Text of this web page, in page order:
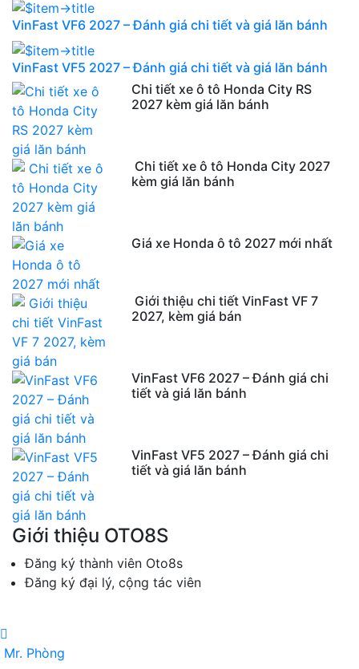
VinFast VF6 2027 – Đánh giá chi tiết và giá lăn bánh
VinFast VF5 2027 – Đánh giá chi tiết và giá lăn bánh
Chi tiết xe ô tô Honda City RS
2027 kèm giá lăn bánh
Chi tiết xe ô tô Honda City 2027
kèm giá lăn bánh
Giá xe Honda ô tô 2027 mới nhất
Giới thiệu chi tiết VinFast VF 7
2027, kèm giá bán
VinFast VF6 2027 – Đánh giá chi
tiết và giá lăn bánh
VinFast VF5 2027 – Đánh giá chi
tiết và giá lăn bánh
Giới thiệu OTO8S
Đăng ký thành viên Oto8s
Đăng ký đại lý, cộng tác viên
Mr. Phòng